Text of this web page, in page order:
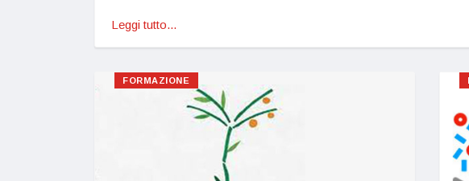
Leggi tutto...
FORMAZIONE